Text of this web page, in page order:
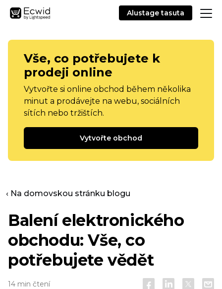
Alustage tasuta
Vše, co potřebujete k
prodeji online
Vytvořte si online obchod během několika
minut a prodávejte na webu, sociálních
sítích nebo tržištích.
Vytvořte obchod
‹ Na domovskou stránku blogu
Balení elektronického
obchodu: Vše, co
potřebujete vědět
14 min čtení